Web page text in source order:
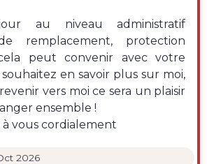
au niveau administratif
remplacement, protection
peut convenir avec votre
en savoir plus sur moi,
vers moi ce sera un plaisir
ensemble !
vous cordialement
2026